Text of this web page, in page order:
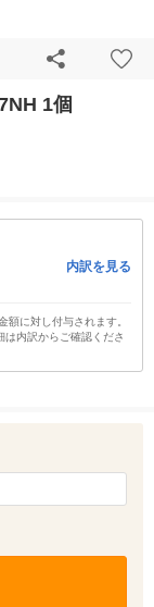
1個
内訳を見る
額に対し付与されます。
内訳からご確認くださ